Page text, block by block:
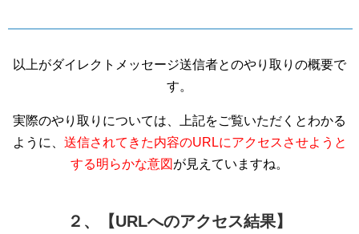
以上がダイレクトメッセージ送信者とのやり取りの概要で
す。
実際のやり取りについては、上記をご覧いただくとわかる
ように、 送信されてきた内容のURLにアクセスさせようと
する明らかな意図 が見えていますね。
２、【URLへのアクセス結果】